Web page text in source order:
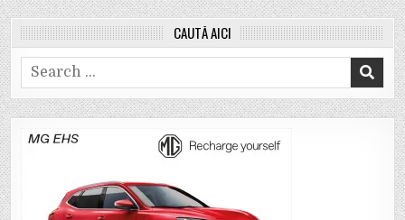
CAUTĂ AICI
Search
for: